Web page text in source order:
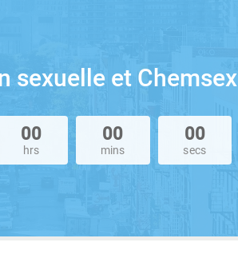
sexuelle et Chemsex
00
hrs
00
mins
00
secs